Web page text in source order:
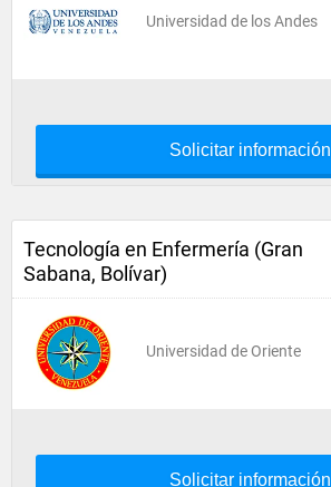
Universidad de los Andes
Solicitar información
Tecnología en Enfermería (Gran
Sabana, Bolívar)
Universidad de Oriente
Solicitar información